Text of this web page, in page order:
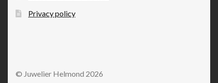
Privacy policy
© Juwelier Helmond 2026